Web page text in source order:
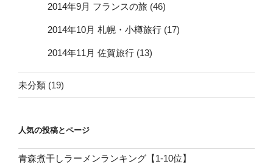
2014年9月 フランスの旅 (46)
2014年10月 札幌・小樽旅行 (17)
2014年11月 佐賀旅行 (13)
未分類 (19)
人気の投稿とページ
青森煮干しラーメンランキング【1-10位】